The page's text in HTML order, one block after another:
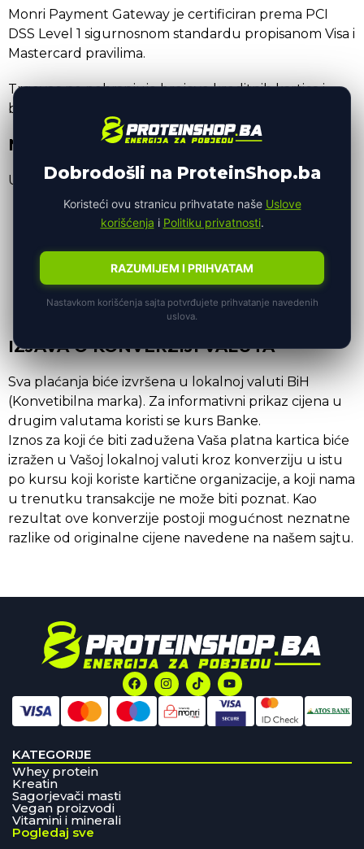
Monri Payment Gateway je certificiran prema PCI
DSS Level 1 sigurnosnom standardu propisanom Visa i
Mastercard pravilima.
Trgovac ne pohranjuje brojeve kreditnih kartica i
brojevi nisu dostupni neovlaštenim osobama.
NAČINI PLAĆANJA
U mogućnosti ste da odaberete:
plaćanje pouzećem gotovinski u trenutku
platnim karticama(VISA, MAESTRO ili
MASTERCARD) tokom procesa kupovine
na sajtu
IZJAVA O KONVERZIJI VALUTA
Sva plaćanja biće izvršena u lokalnoj valuti BiH
(Konvetibilna marka). Za informativni prikaz cijena u
drugim valutama koristi se kurs Banke.
Iznos za koji će biti zadužena Vaša platna kartica biće
izražen u Vašoj lokalnoj valuti kroz konverziju u istu
po kursu koji koriste kartične organizacije, a koji nama
u trenutku transakcije ne može biti poznat. Kao
rezultat ove konverzije postoji mogućnost neznatne
razlike od originalne cijene navedene na našem sajtu.
KATEGORIJE
Whey protein
Kreatin
Sagorjevači masti
Vegan proizvodi
Vitamini i minerali
Pogledaj sve
Dobrodošli na ProteinShop.ba
Koristeći ovu stranicu prihvatate naše Uslove
korišćenja i Politiku privatnosti.
RAZUMIJEM I PRIHVATAM
Nastavkom korišćenja sajta potvrđujete prihvatanje navedenih
uslova.